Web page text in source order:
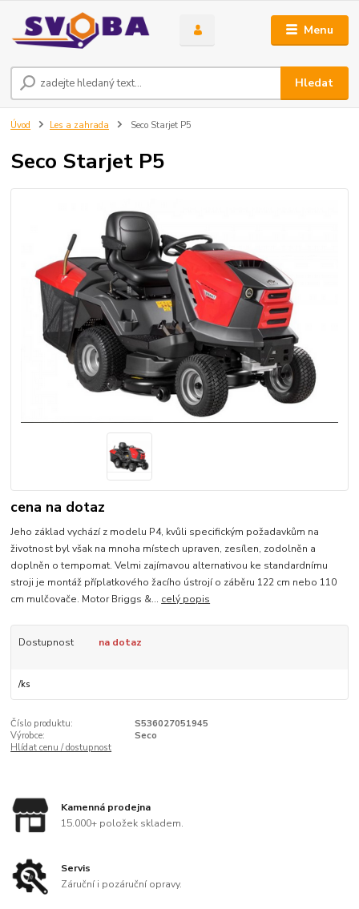
Menu
Hledat
Úvod Les a zahrada Seco Starjet P5
Seco Starjet P5
cena na dotaz
Jeho základ vychází z modelu P4, kvůli specifickým požadavkům na
životnost byl však na mnoha místech upraven, zesílen, zodolněn a
doplněn o tempomat. Velmi zajímavou alternativou ke standardnímu
stroji je montáž příplatkového žacího ústrojí o záběru 122 cm nebo 110
cm mulčovače. Motor Briggs &... celý popis
Dostupnost na dotaz
/ks
Číslo produktu:
S536027051945
Výrobce:
Seco
Hlídat cenu / dostupnost
Kamenná prodejna
15.000+ položek skladem.
Servis
Záruční i pozáruční opravy.